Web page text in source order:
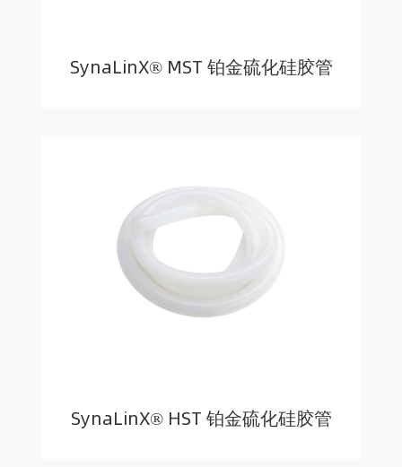
SynaLinX® MST 铂金硫化硅胶管
SynaLinX® HST 铂金硫化硅胶管